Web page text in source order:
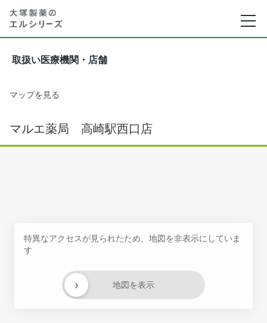
取扱い医療機関・店舗
マップを見る
マルエ薬局 高崎駅西口店
特異なアクセスが見られたため、地図を非表示にしていま
す
地図を表示
›